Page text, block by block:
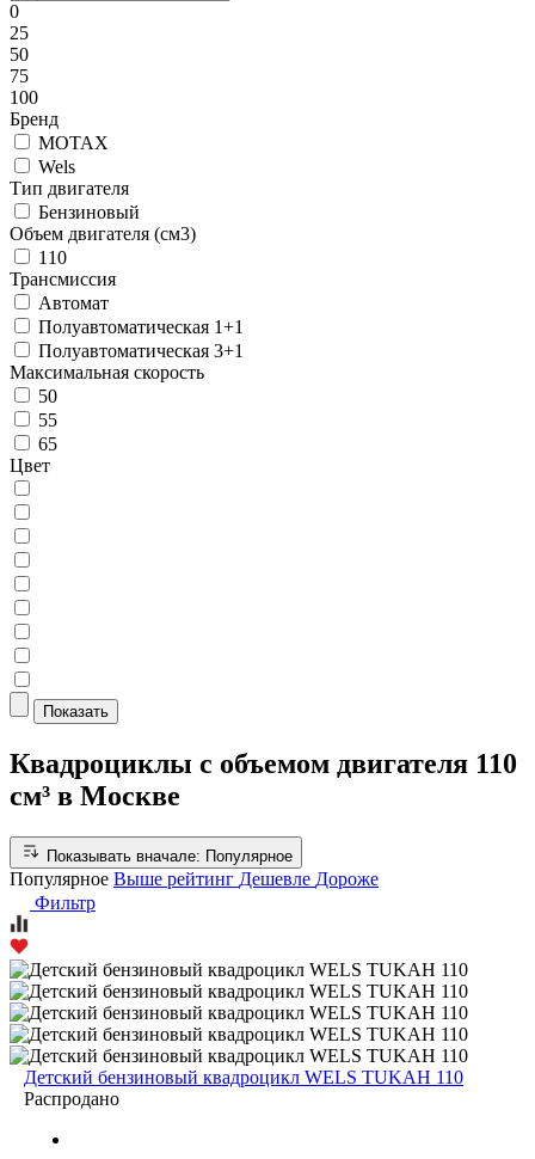
0
25
50
75
100
Бренд
MOTAX
Wels
Тип двигателя
Бензиновый
Объем двигателя (см3)
110
Трансмиссия
Автомат
Полуавтоматическая 1+1
Полуавтоматическая 3+1
Максимальная скорость
50
55
65
Цвет
Показать
Квадроциклы с объемом двигателя 110
см³ в Москве
Показывать вначале: Популярное
Популярное Выше рейтинг Дешевле Дороже
Фильтр
Детский бензиновый квадроцикл WELS TUKAH 110
Распродано